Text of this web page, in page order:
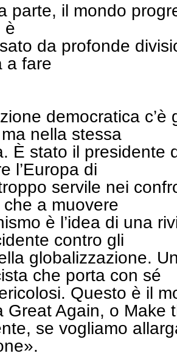
parte, il mondo
è
da profonde
a fare
democratica c’è
nella stessa
È stato il presidente
l’Europa di
servile nei
a muovere
è l’idea di una
contro gli
globalizzazione.
che porta con sé
Questo è il
Great Again, o Make
se vogliamo